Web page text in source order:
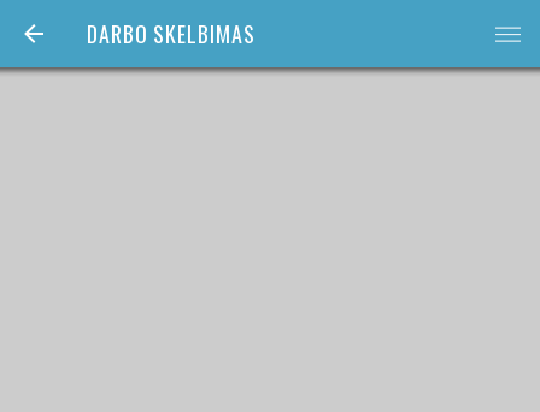
DARBO SKELBIMAS bars